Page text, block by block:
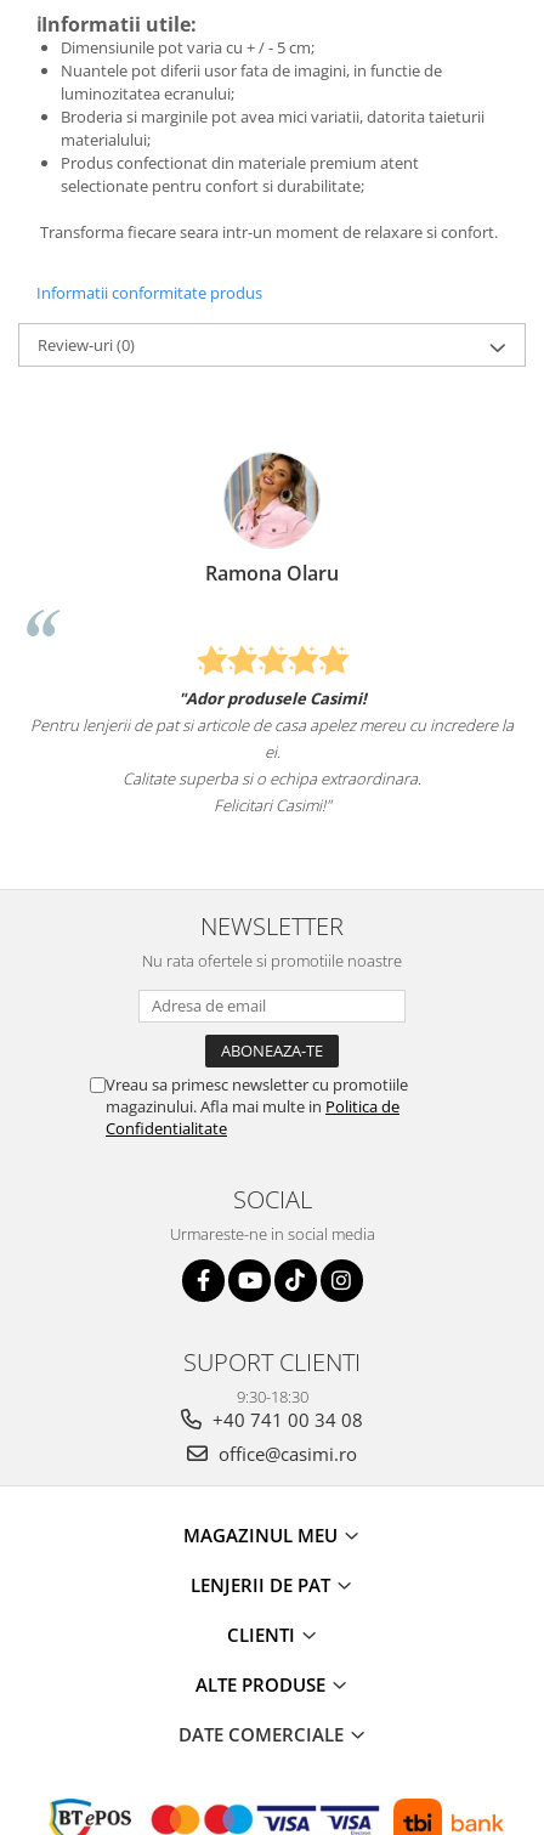
ℹ️Informatii utile:
Dimensiunile pot varia cu + / - 5 cm;
Nuantele pot diferii usor fata de imagini, in functie de
luminozitatea ecranului;
Broderia si marginile pot avea mici variatii, datorita taieturii
materialului;
Produs confectionat din materiale premium atent
selectionate pentru confort si durabilitate;
Transforma fiecare seara intr-un moment de relaxare si confort.
Informatii conformitate produs
Review-uri(0)
Ramona Olaru
"Ador produsele Casimi!
Pentru lenjerii de pat si articole de casa apelez mereu cu incredere la
ei.
Calitate superba si o echipa extraordinara.
Felicitari Casimi!"
NEWSLETTER
Nu rata ofertele si promotiile noastre
Vreau sa primesc newsletter cu promotiile
magazinului. Afla mai multe in Politica de
Confidentialitate
SOCIAL
Urmareste-ne in social media
SUPORT CLIENTI
9:30-18:30
+40 741 00 34 08
office@casimi.ro
MAGAZINUL MEU
LENJERII DE PAT
CLIENTI
ALTE PRODUSE
DATE COMERCIALE